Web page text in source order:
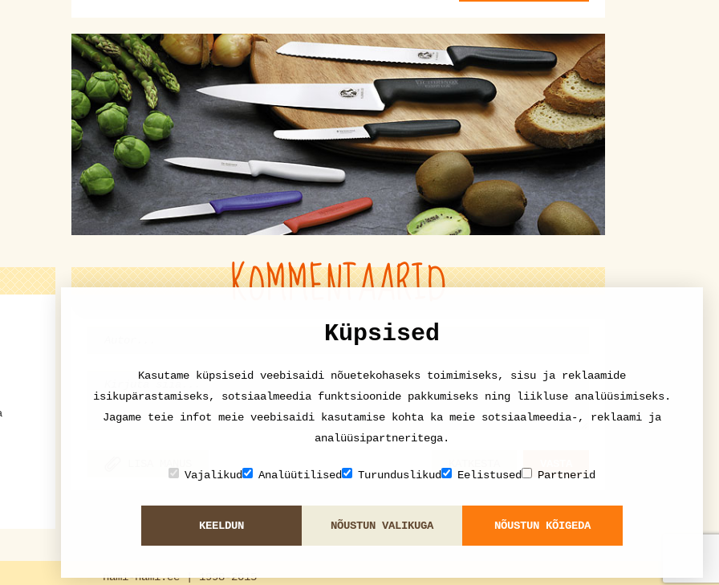
KOMMENTAARID
nami-nami.ee | 1998-2015
Küpsised
Kasutame küpsiseid veebisaidi nõuetekohaseks toimimiseks, sisu ja reklaamide
isikupärastamiseks, sotsiaalmeedia funktsioonide pakkumiseks ning liikluse analüüsimiseks.
Jagame teie infot meie veebisaidi kasutamise kohta ka meie sotsiaalmeedia-, reklaami ja
analüüsipartneritega.
Vajalikud Analüütilised Turunduslikud Eelistused Partnerid
KEELDUN NÕUSTUN VALIKUGA NÕUSTUN KÕIGEDA